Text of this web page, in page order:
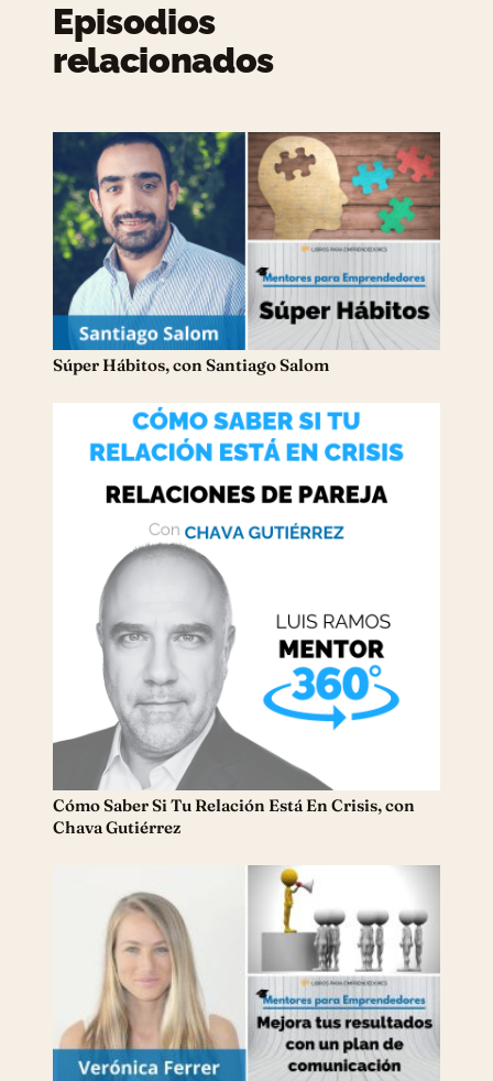
Episodios
relacionados
Súper Hábitos, con Santiago Salom
Cómo Saber Si Tu Relación Está En Crisis, con
Chava Gutiérrez